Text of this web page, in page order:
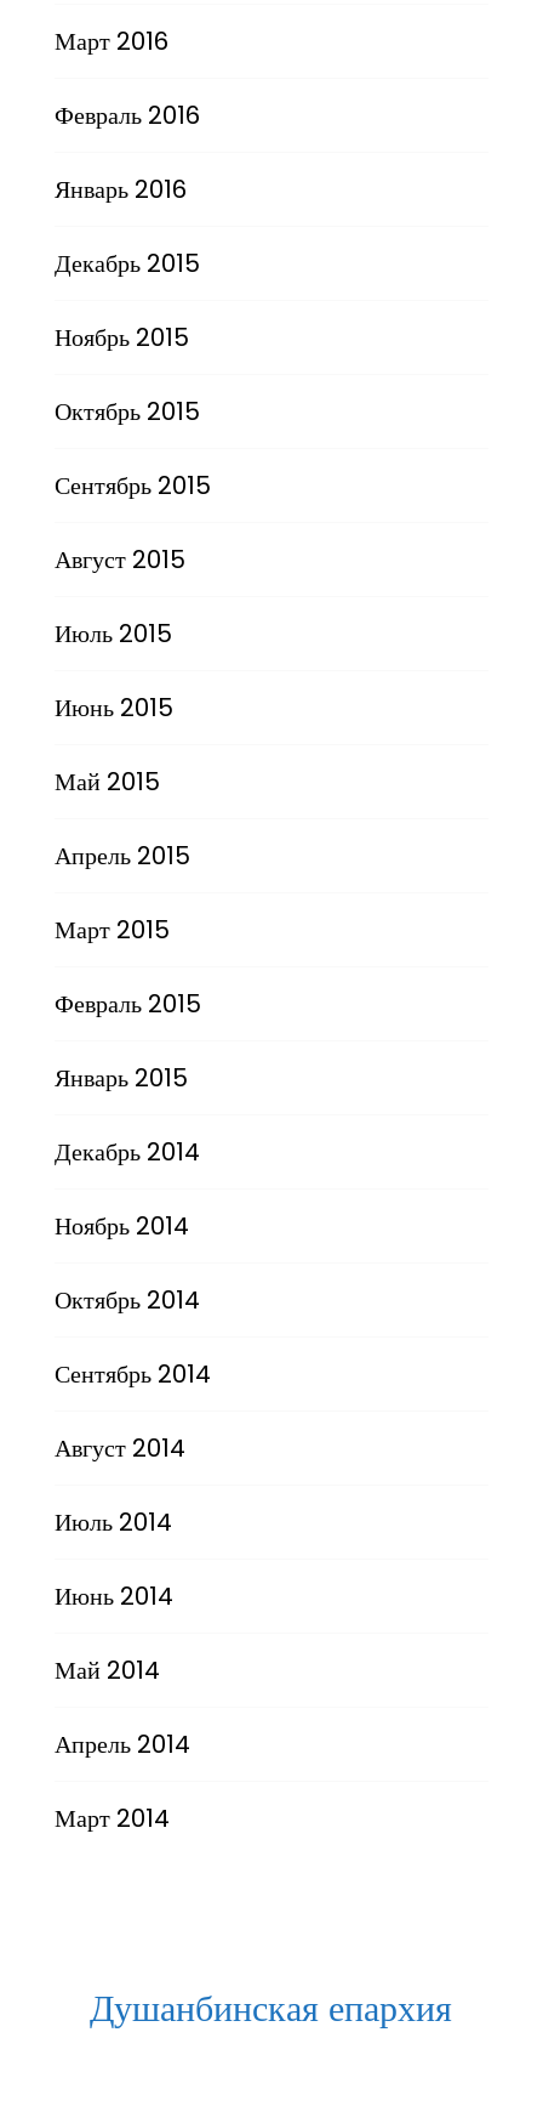
Март 2016
Февраль 2016
Январь 2016
Декабрь 2015
Ноябрь 2015
Октябрь 2015
Сентябрь 2015
Август 2015
Июль 2015
Июнь 2015
Май 2015
Апрель 2015
Март 2015
Февраль 2015
Январь 2015
Декабрь 2014
Ноябрь 2014
Октябрь 2014
Сентябрь 2014
Август 2014
Июль 2014
Июнь 2014
Май 2014
Апрель 2014
Март 2014
Душанбинская епархия